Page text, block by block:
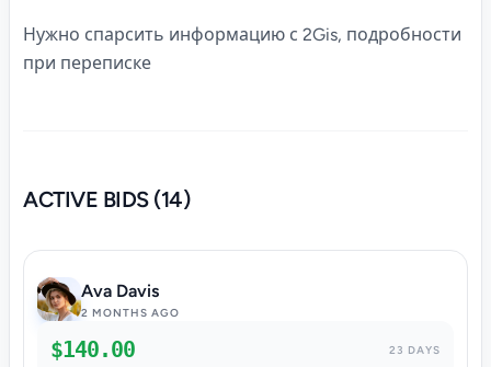
Нужно спарсить информацию с 2Gis, подробности
при переписке
ACTIVE BIDS (14)
Ava Davis
2 MONTHS AGO
$140.00 23 DAYS